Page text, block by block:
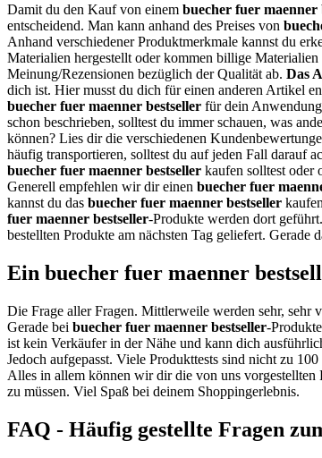
Damit du den Kauf von einem buecher fuer maenner
entscheidend. Man kann anhand des Preises von
Anhand verschiedener Produktmerkmale kannst du
Materialien hergestellt oder kommen billige
Meinung/Rezensionen bezüglich der Qualität ab. Das
dich ist. Hier musst du dich für einen anderen Artikel
buecher fuer maenner bestseller für dein
schon beschrieben, solltest du immer schauen, was
können? Lies dir die verschiedenen
häufig transportieren, solltest du auf jeden Fall darauf
buecher fuer maenner bestseller kaufen solltest oder
Generell empfehlen wir dir einen buecher fuer
kannst du das buecher fuer maenner bestseller
fuer maenner bestseller-Produkte werden dort
bestellten Produkte am nächsten Tag geliefert. Gerade
Ein buecher fuer maenner
Die Frage aller Fragen. Mittlerweile werden sehr, sehr
Gerade bei buecher fuer maenner bestseller-
ist kein Verkäufer in der Nähe und kann dich
Jedoch aufgepasst. Viele Produkttests sind nicht zu
Alles in allem können wir dir die von uns
zu müssen. Viel Spaß bei deinem Shoppingerlebnis.
FAQ - Häufig gestellte Fragen